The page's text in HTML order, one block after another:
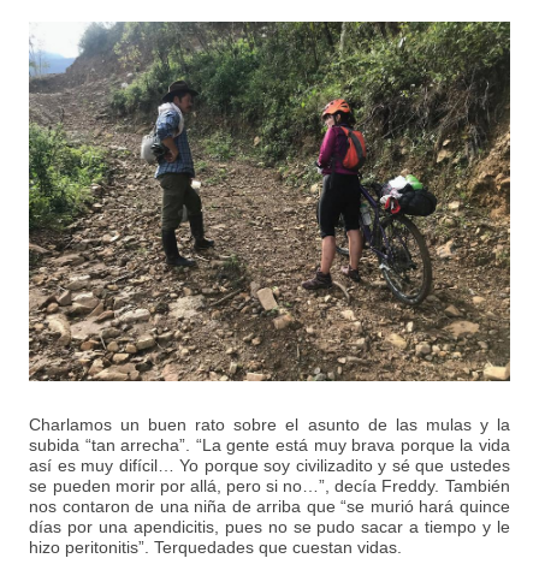
Charlamos un buen rato sobre el asunto de las mulas y la
subida “tan arrecha”. “La gente está muy brava porque la vida
así es muy difícil… Yo porque soy civilizadito y sé que ustedes
se pueden morir por allá, pero si no…”, decía Freddy. También
nos contaron de una niña de arriba que “se murió hará quince
días por una apendicitis, pues no se pudo sacar a tiempo y le
hizo peritonitis”. Terquedades que cuestan vidas.